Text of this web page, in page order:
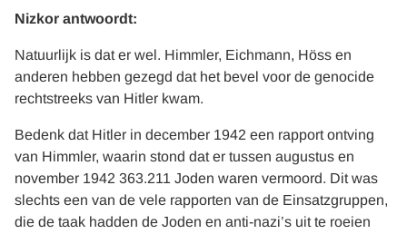
Nizkor antwoordt:
Natuurlijk is dat er wel. Himmler, Eichmann, Höss en
anderen hebben gezegd dat het bevel voor de genocide
rechtstreeks van Hitler kwam.
Bedenk dat Hitler in december 1942 een rapport ontving
van Himmler, waarin stond dat er tussen augustus en
november 1942 363.211 Joden waren vermoord. Dit was
slechts een van de vele rapporten van de Einsatzgruppen,
die de taak hadden de Joden en anti-nazi’s uit te roeien